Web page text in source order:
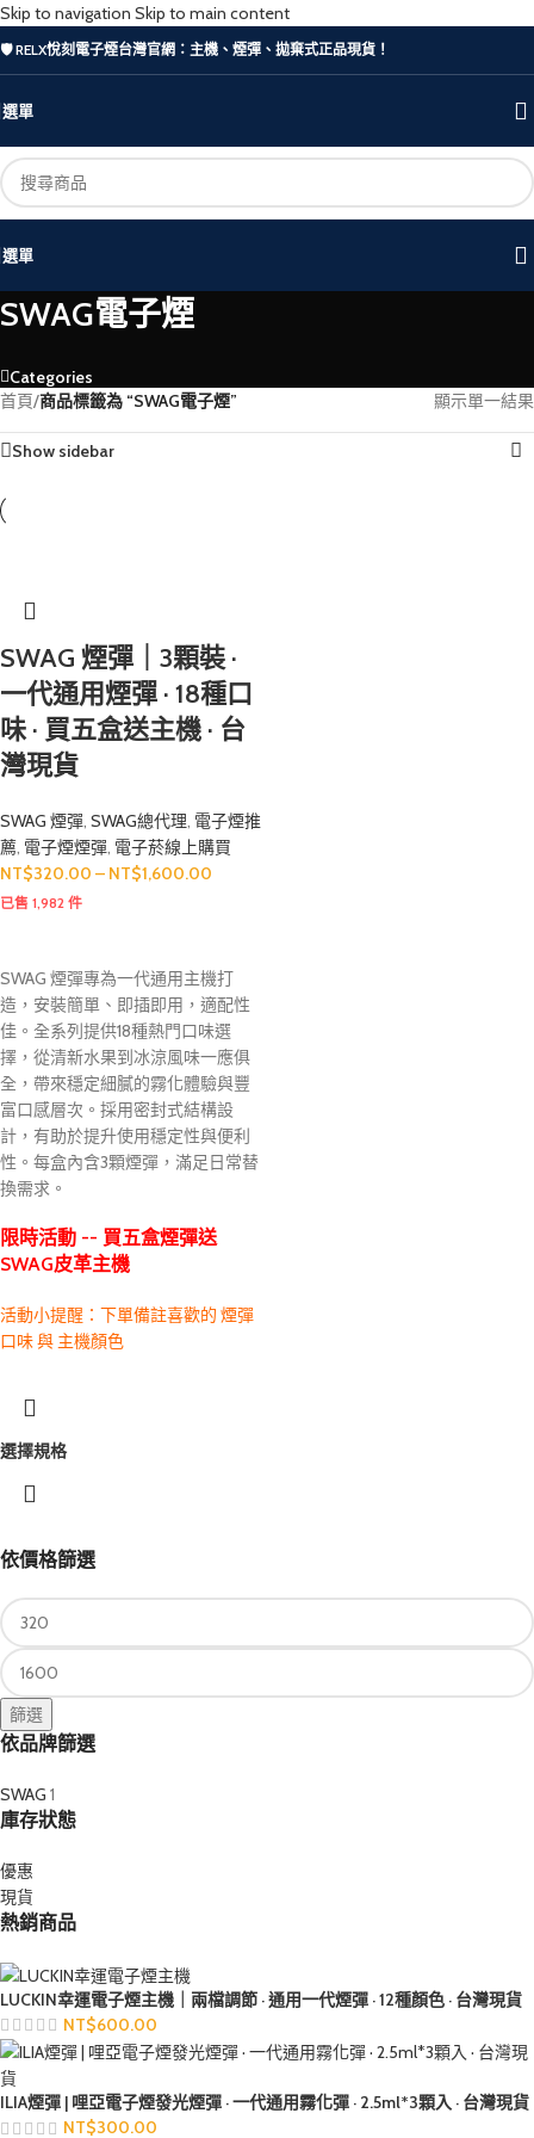
Skip to navigation Skip to main content
🛡️ RELX悅刻電子煙台灣官網：主機、煙彈、拋棄式正品現貨！
選單
選單
SWAG電子煙
Categories
依價格篩選
篩選
依品牌篩選
SWAG 1
庫存狀態
優惠
現貨
熱銷商品
LUCKIN幸運電子煙主機｜兩檔調節 · 通用一代煙彈 · 12種顏色 · 台灣現貨
NT$600.00
ILIA煙彈 | 哩亞電子煙發光煙彈 · 一代通用霧化彈 · 2.5ml*3顆入 · 台灣現貨
NT$300.00
首頁/商品標籤為 “SWAG電子煙” 顯示單一結果
Show sidebar
SWAG 煙彈｜3顆裝 ·
一代通用煙彈 · 18種口
味 · 買五盒送主機 · 台
灣現貨
SWAG 煙彈, SWAG總代理, 電子煙推
薦, 電子煙煙彈, 電子菸線上購買
NT$320.00 – NT$1,600.00
已售 1,982 件
SWAG 煙彈專為一代通用主機打
造，安裝簡單、即插即用，適配性
佳。全系列提供18種熱門口味選
擇，從清新水果到冰涼風味一應俱
全，帶來穩定細膩的霧化體驗與豐
富口感層次。採用密封式結構設
計，有助於提升使用穩定性與便利
性。每盒內含3顆煙彈，滿足日常替
換需求。
限時活動 -- 買五盒煙彈送
SWAG皮革主機
活動小提醒：下單備註喜歡的 煙彈
口味 與 主機顏色
選擇規格